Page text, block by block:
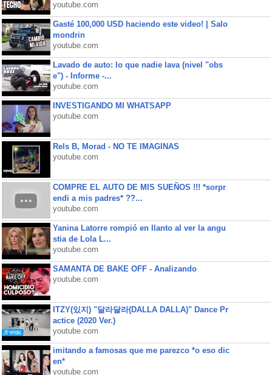
youtube.com
Gasté 100,000 USD haciendo este video! | Salo
mondrin
youtube.com
Lavado de auto: lo que nadie lava (nivel "obs
e") - Informe -...
youtube.com
INVESTIGANDO MI WHATSAPP
youtube.com
Rels B, Morad - NO TE IMAGINAS
youtube.com
COMPRE EL AUTO DE MIS SUEÑOS !!! *sorpr
endi a mis padres* ??...
youtube.com
Yanina Latorre rompió en llanto al ver la angu
stia de Lola L...
youtube.com
SAMANTA DE BAKE OFF - Analizando
youtube.com
ITZY(있지) "달라달라(DALLA DALLA)" Dance Pr
actice (2020 Ver.)
youtube.com
imitando a famosas que me parezco *o eso dic
en*
youtube.com